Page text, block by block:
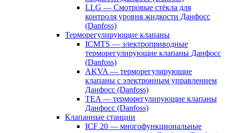
LLG — Смотровые стёкла для
контроля уровня жидкости Данфосс
(Danfoss)
Терморегулирующие клапаны
ICMTS — электроприводные
терморегулирующие клапаны Данфосс
(Danfoss)
AKVA — терморегулирующие
клапаны с электронным управлением
Данфосс (Danfoss)
TEA — терморегулирующие клапаны
Данфосс (Danfoss)
Клапанные станции
ICF 20 — многофункциональные